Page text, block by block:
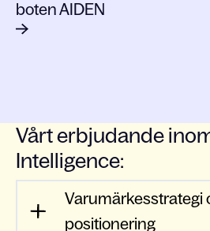
boten AIDEN
Vårt erbjudande
Intelligence:
Varumärkesstrategi
positionering